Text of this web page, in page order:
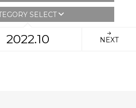
SELECT
2022.10 NEXT